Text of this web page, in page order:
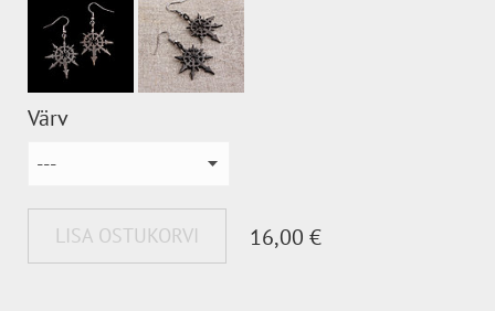
Värv
LISA OSTUKORVI 16,00 €